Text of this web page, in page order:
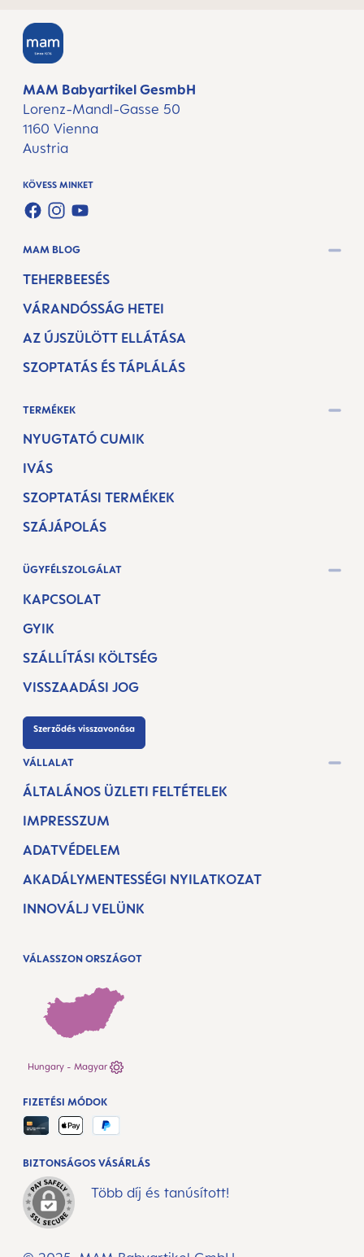
MAM Babyartikel GesmbH
Lorenz-Mandl-Gasse 50
1160 Vienna
Austria
KÖVESS MINKET
FACEBOOK
INSTAGRAM
YOUTUBE
MAM BLOG
TEHERBEESÉS
VÁRANDÓSSÁG HETEI
AZ ÚJSZÜLÖTT ELLÁTÁSA
SZOPTATÁS ÉS TÁPLÁLÁS
TERMÉKEK
NYUGTATÓ CUMIK
IVÁS
SZOPTATÁSI TERMÉKEK
SZÁJÁPOLÁS
ÜGYFÉLSZOLGÁLAT
KAPCSOLAT
GYIK
SZÁLLÍTÁSI KÖLTSÉG
VISSZAADÁSI JOG
Szerződés visszavonása
VÁLLALAT
ÁLTALÁNOS ÜZLETI FELTÉTELEK
IMPRESSZUM
ADATVÉDELEM
AKADÁLYMENTESSÉGI NYILATKOZAT
INNOVÁLJ VELÜNK
VÁLASSZON ORSZÁGOT
Hungary - Magyar
BIZTONSÁGOS VÁSÁRLÁS
Több díj és tanúsított!
FIZETÉSI MÓDOK